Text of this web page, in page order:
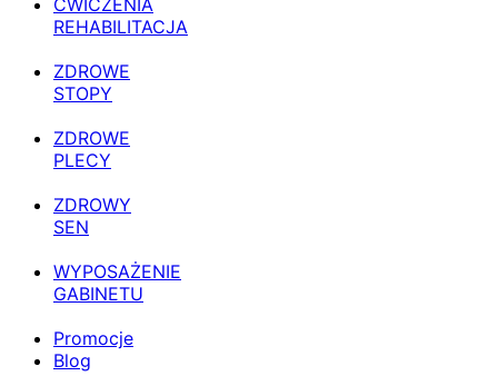
ĆWICZENIA
ZDROWE
ZDROWE
ZDROWY
WYPOSAŻENIE
Promocje